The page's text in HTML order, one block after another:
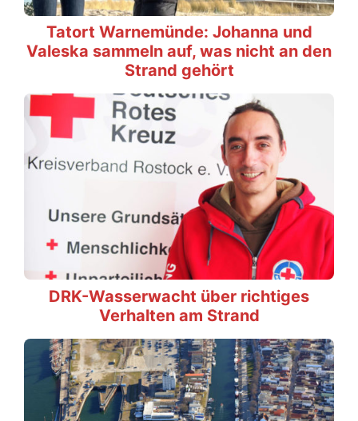
Tatort Warnemünde: Johanna und
Valeska sammeln auf, was nicht an den
Strand gehört
DRK-Wasserwacht über richtiges
Verhalten am Strand